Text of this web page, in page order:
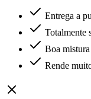
Entrega a
Totalmente
Boa
Rende